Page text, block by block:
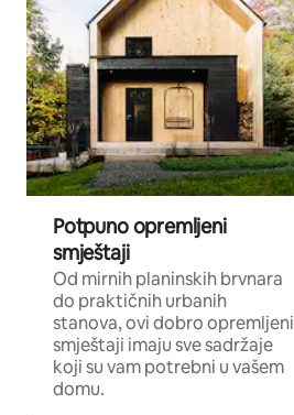
Potpuno opremljeni
smještaji
Od mirnih planinskih brvnara
do praktičnih urbanih
stanova, ovi dobro opremljeni
smještaji imaju sve sadržaje
koji su vam potrebni u vašem
domu.